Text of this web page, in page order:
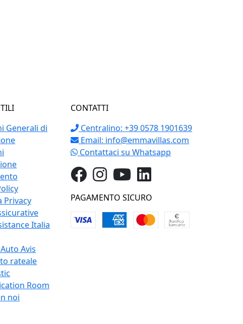
Generali di
Privacy
Italia
Avis
rateale
Room
noi
CONTATTI
Centralino: +39 0578 1901639
Email: info@emmavillas.com
Contattaci su Whatsapp
PAGAMENTO SICURO